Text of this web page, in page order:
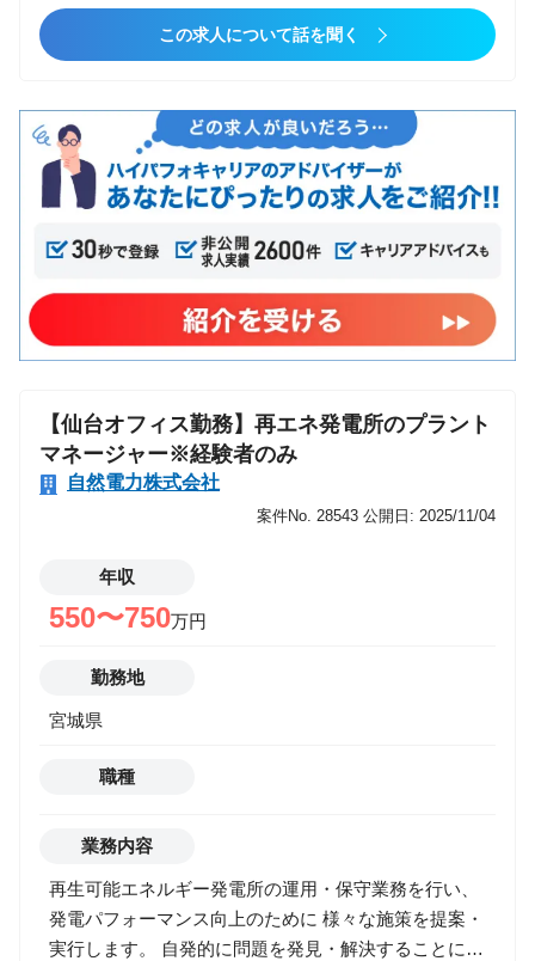
上の改善提案、施策推進 ・AI活用戦略の企画、導入推
進、運用設計 ◆配属部署 ご経験に合わせて最適な部
金融事業部 金融サービス部 ・公共事業部 公共サービ
ス部 ・通信ネットメディア事業部 通信メディアサー
ビス部 クロステックサービス部 ・製造ソリューショ
ーインフラ事業部 エネルギーインフラサービス部 ・
事業部 流通物流サービス部
この求人について話を聞く
【仙台オフィス勤務】再エネ発電所のプラント
マネージャー※経験者のみ
自然電力株式会社
案件No. 28543 公開日: 2025/11/04
年収
550〜750万円
勤務地
宮城県
職種
業務内容
再生可能エネルギー発電所の運用・保守業務を行い、
発電パフォーマンス向上のために 様々な施策を提案・
実行します。 自発的に問題を発見・解決することによ
転職タイプ
エンジニアからコンサル
ポストコンサル
未経験からコンサル
コンサルティング
検索条件をクリア